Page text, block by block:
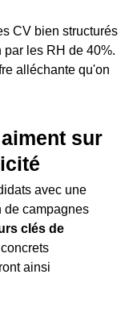
CV bien structurés
les RH de 40%.
alléchante qu'on
sur
avec une
de campagnes
clés de
ainsi